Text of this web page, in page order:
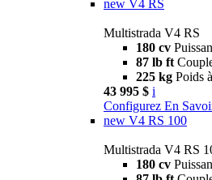
new V4 RS
Multistrada V4 RS
180 cv
87 lb ft
225 kg Poids
43 995 $ i
Configurez En
new V4 RS 100
Multistrada V4 RS
180 cv